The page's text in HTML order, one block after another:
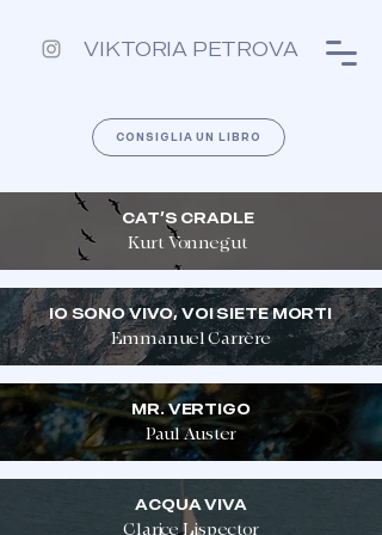
VIKTORIA PETROVA
CONSIGLIA UN LIBRO
CAT’S CRADLE
Kurt Vonnegut
IO SONO VIVO, VOI SIETE MORTI
Emmanuel Carrère
MR. VERTIGO
Paul Auster
ACQUA VIVA
Clarice Lispector